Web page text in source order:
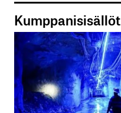
Kumppanisisällöt